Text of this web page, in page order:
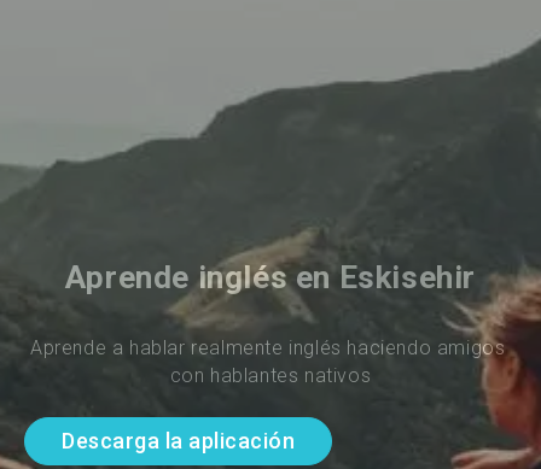
Aprende inglés en Eskisehir
Aprende a hablar realmente inglés haciendo amigos
con hablantes nativos
Descarga la aplicación